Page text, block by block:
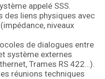
appelé SSS.
des liens physiques avec
niveaux
de dialogues entre
système externes
Trames RS 422…).
réunions techniques